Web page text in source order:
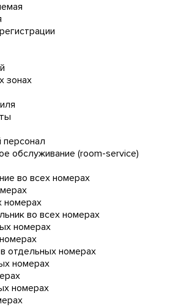
зонах
обслуживание (room-service)
во всех номерах
номерах
во всех номерах
номерах
отдельных номерах
номерах
номерах